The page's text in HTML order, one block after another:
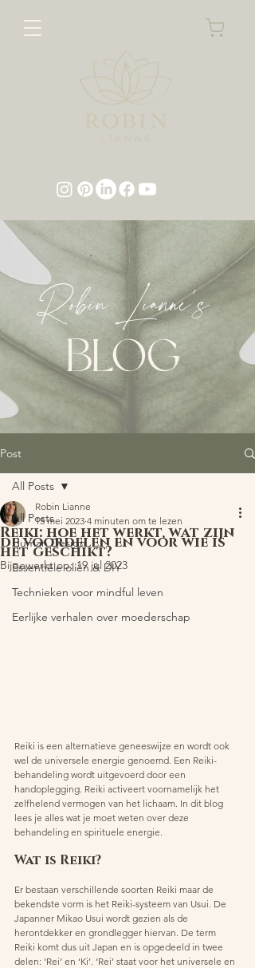
BLOG
Robin Lianne's
Post
All Posts
Human Design
Essentiële oliën & DIY
Technieken voor mindful leven
Eerlijke verhalen over moederschap
All Posts
Reiki: hoe het werkt, wat zijn
de voordelen en voor wie is
het geschikt?
Robin Lianne
15 mei 2023 4 minuten om te lezen
Bijgewerkt op:19 jul 2023
Reiki is een alternatieve geneeswijze en wordt ook
wel de universele energie genoemd. Een Reiki-
behandeling wordt uitgevoerd door een
handoplegging. Reiki activeert voornamelijk het
zelfhelend vermogen van het lichaam. In dit blog
lees je alles wat je moet weten over deze
behandeling en spirituele energie.
Wat is Reiki?
Er bestaan verschillende soorten Reiki maar de
bekendste vorm is het Reiki-systeem van Usui. De
Japanner Mikao Usui wordt gezien als de
herontdekker en grondlegger hiervan. De term
Reiki komt dus uit Japan en is opgedeeld in twee
delen: ‘Rei’ en ‘Ki’. ‘Rei’ staat voor het universele en